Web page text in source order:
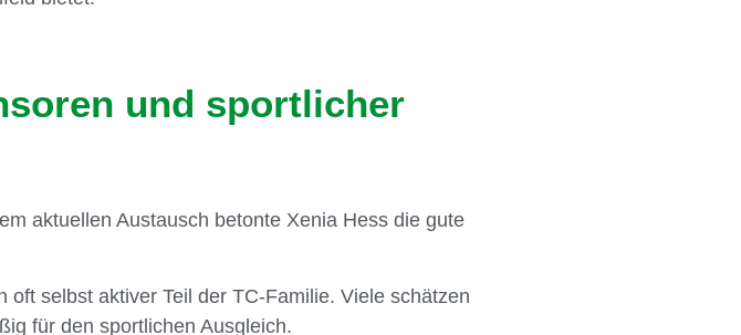
und sportlicher
aktuellen Austausch betonte Xenia Hess die gute
selbst aktiver Teil der TC-Familie. Viele schätzen
für den sportlichen Ausgleich.